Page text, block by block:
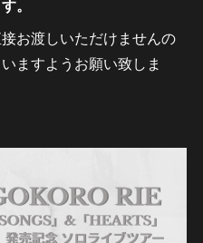
。
お渡しいただけませんの
ますようお願い致しま